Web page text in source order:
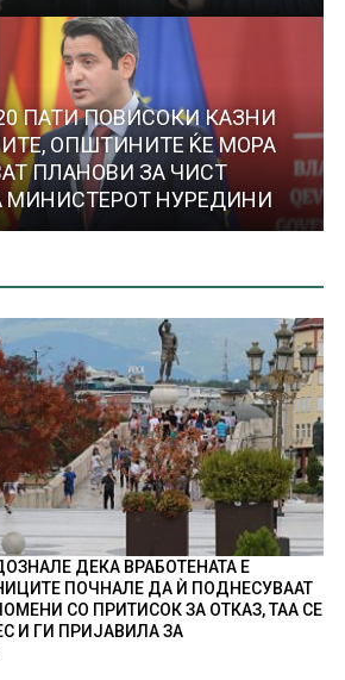
ПАТИ ПОВИСОКИ КАЗНИ
ОПШТИНИТЕ ЌЕ МОРА
ПЛАНОВИ ЗА ЧИСТ
МИНИСТЕРОТ НУРЕДИНИ
ДЕКА ВРАБОТЕНАТА Е
ПОЧНАЛЕ ДА Ѝ ПОДНЕСУВААТ
СО ПРИТИСОК ЗА ОТКАЗ, ТАА СЕ
И ГИ ПРИЈАВИЛА ЗА